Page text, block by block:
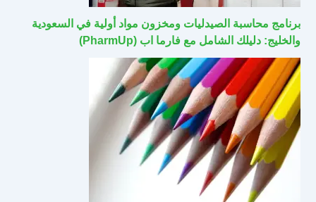
برنامج محاسبة الصيدليات ومخزون مواد أولية في السعودية
والخليج: دليلك الشامل مع فارما اب (PharmUp)